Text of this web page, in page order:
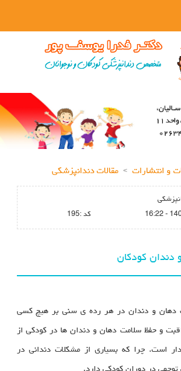
و انتشارات > مقالات دندانپزشکی
كد :195
دندان کودکان
دهان و دندان در هر رده ی سنی بر هیچ کسی
و حفظ سلامت دهان و دندان ها در کودکی از
است. چرا که بسیاری از مشکلات دندانی در